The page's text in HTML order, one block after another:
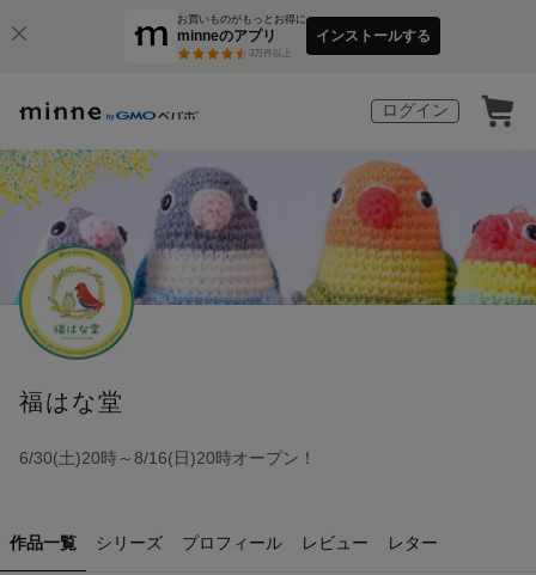
お買いものがもっとお得に
minneのアプリ
3万件以上
インストールする
ログイン
福はな堂
6/30(土)20時～8/16(日)20時オープン！
作品一覧 シリーズ プロフィール レビュー レター